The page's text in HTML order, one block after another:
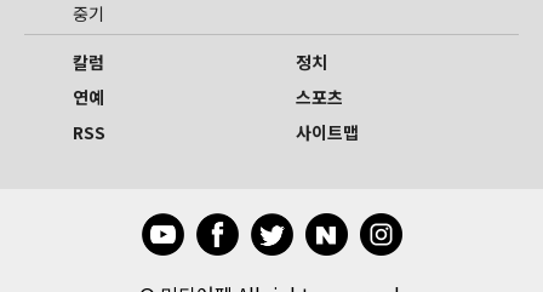
중기
칼럼
정치
연예
스포츠
RSS
사이트맵